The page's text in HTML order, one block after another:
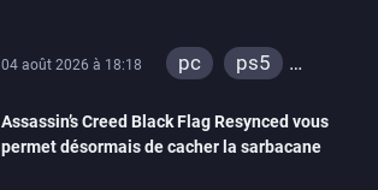
04 août 2026 à 18:18 pc
ps5
Assassin’s Creed Black Flag Resynced vous
permet désormais de cacher la sarbacane